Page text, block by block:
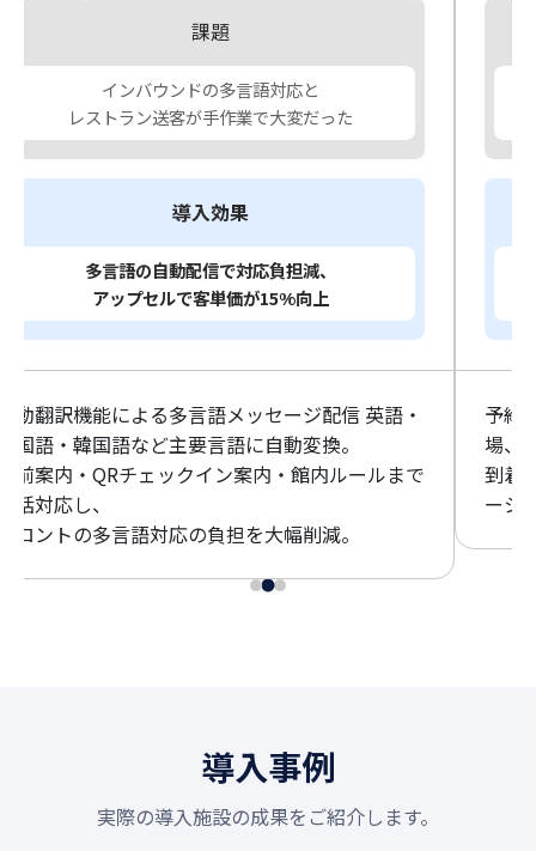
課題
インバウンドの多言語対応と
レストラン送客が手作業で大変だった
導入効果
多言語の自動配信で対応負担減、
アップセルで客単価が15%向上
動翻訳機能による多言語メッセージ配信 英語・
国語・韓国語など主要言語に自動変換。
前案内・QRチェックイン案内・館内ルールまで
括対応し、
ロントの多言語対応の負担を大幅削減。
予約
場、
到着
ーシ
導入事例
実際の導入施設の成果をご紹介します。